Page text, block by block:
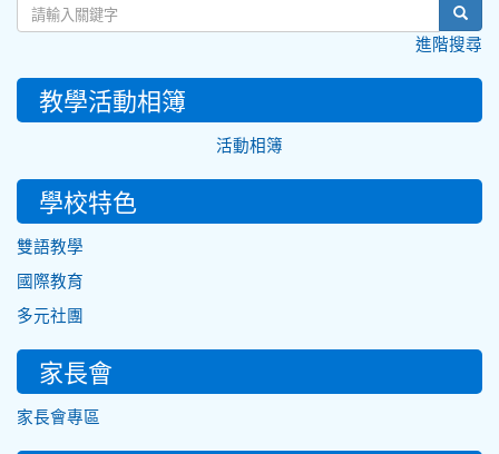
進階搜尋
教學活動相簿
活動相簿
學校特色
雙語教學
國際教育
多元社團
家長會
家長會專區